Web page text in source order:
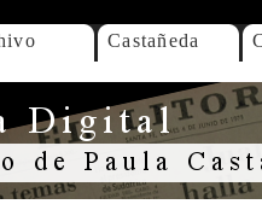
Castañeda